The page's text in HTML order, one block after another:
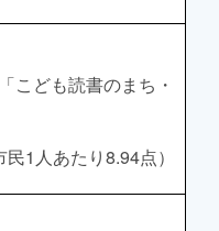
こども読書のまち・
1人あたり8.94点）